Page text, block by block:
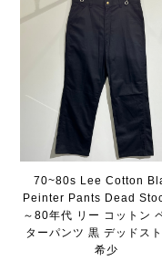
70~80s Lee Cotton
Peinter Pants Dead
～80年代 リー コットン
ターパンツ 黒 デッドス
希少